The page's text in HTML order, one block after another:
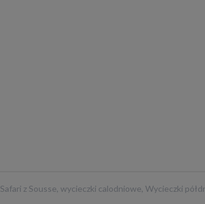
Safari z Sousse, wycieczki calodniowe, Wycieczki